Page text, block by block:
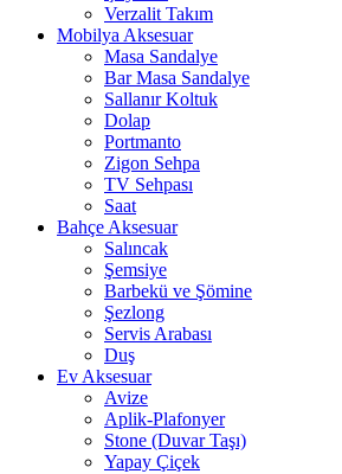
Verzalit Takım
Mobilya Aksesuar
Masa Sandalye
Bar Masa Sandalye
Sallanır Koltuk
Dolap
Portmanto
Zigon Sehpa
TV Sehpası
Saat
Bahçe Aksesuar
Salıncak
Şemsiye
Barbekü ve Şömine
Şezlong
Servis Arabası
Duş
Ev Aksesuar
Avize
Aplik-Plafonyer
Stone (Duvar Taşı)
Yapay Çiçek